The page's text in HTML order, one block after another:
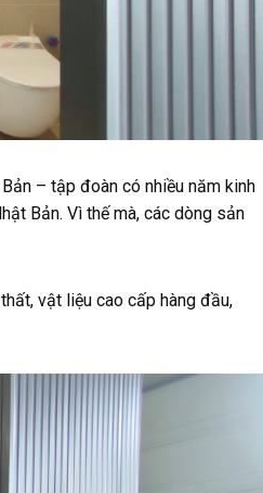
– tập đoàn có nhiều năm kinh
Bản. Vì thế mà, các dòng sản
vật liệu cao cấp hàng đầu,